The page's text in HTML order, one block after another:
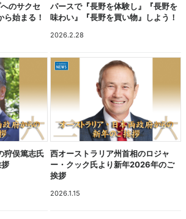
のサクセ
ら始まる！
パースで『長野を体験し』『長野を
味わい』『長野を買い物』しよう！
2026.2.28
狩俣篤志氏
西オーストラリア州首相のロジャ
ー・クック氏より新年2026年のご
挨拶
2026.1.15